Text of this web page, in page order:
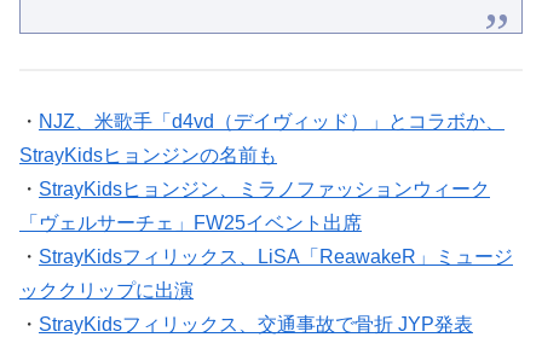
・ NJZ、米歌手「d4vd（デイヴィッド）」とコラボか、
StrayKidsヒョンジンの名前も
・ StrayKidsヒョンジン、ミラノファッションウィーク
「ヴェルサーチェ」FW25イベント出席
・ StrayKidsフィリックス、LiSA「ReawakeR」ミュージ
ッククリップに出演
・ StrayKidsフィリックス、交通事故で骨折 JYP発表